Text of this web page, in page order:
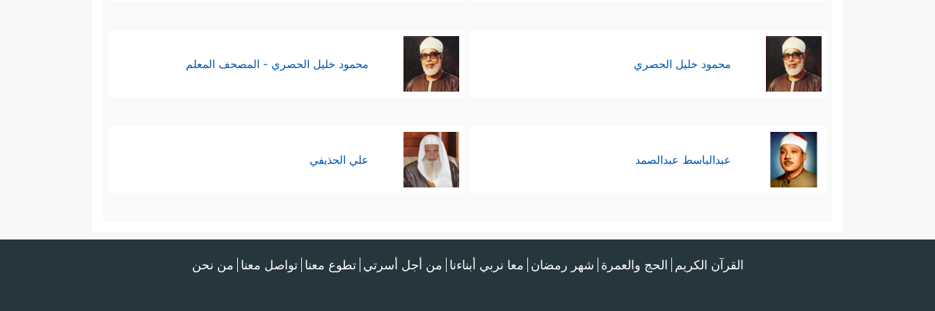
محمود خليل الحصري محمود خليل الحصري - المصحف المعلم
عبدالباسط عبدالصمد علي الحذيفي
القرآن الكريم الحج والعمرة شهر رمضان معا نربي أبناءنا من أجل أسرتي تطوع معنا تواصل معنا من نحن